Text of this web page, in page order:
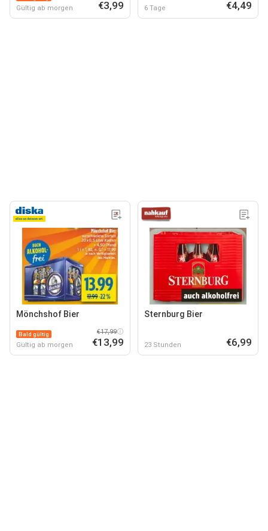
Gültig ab morgen €3,99 6 Tage €4,49
Mönchshof Bier
Bald gültig
Gültig ab morgen
€17,99
€13,99
Sternburg Bier
23 Stunden €6,99